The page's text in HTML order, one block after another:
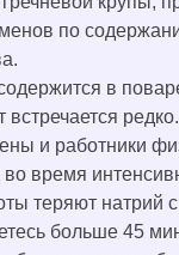
по
в
и работники
во время
теряют натрий
больше 45